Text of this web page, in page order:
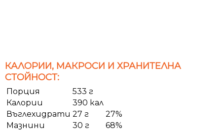
КАЛОРИИ, МАКРОСИ И ХРАНИТЕЛНА
СТОЙНОСТ:
Порция
533 г
Калории
390 кал
Въглехидрати 27 г
27%
Мазнини
30 г
68%